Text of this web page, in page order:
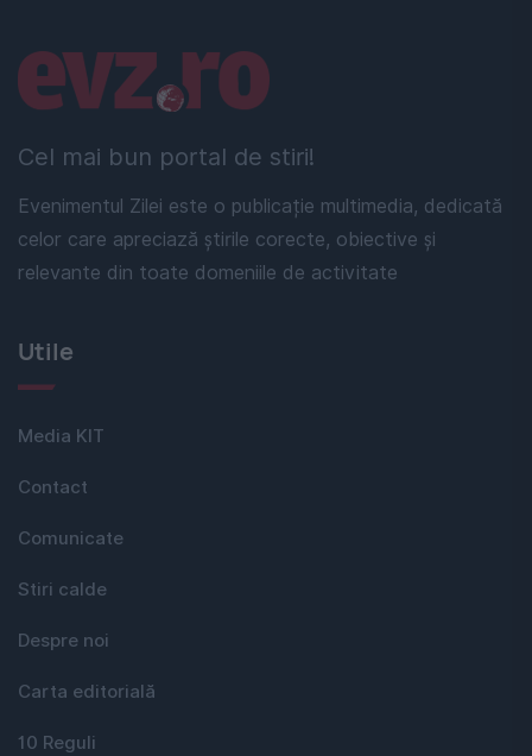
Cel mai bun portal de stiri!
Evenimentul Zilei este o publicație multimedia, dedicată
celor care apreciază știrile corecte, obiective și
relevante din toate domeniile de activitate
Linkuri utile
Utile
Media KIT
Contact
Comunicate
Stiri calde
Despre noi
Carta editorială
10 Reguli